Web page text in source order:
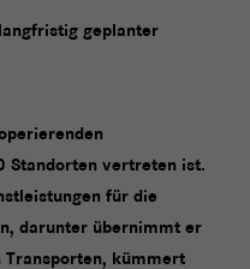
geplanter
Standorten vertreten ist.
für die
darunter übernimmt er
Transporten, kümmert